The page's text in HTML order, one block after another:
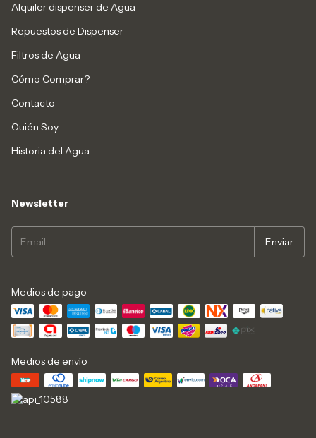
Alquiler dispenser de Agua
Repuestos de Dispenser
Filtros de Agua
Cómo Comprar?
Contacto
Quién Soy
Historia del Agua
Newsletter
Medios de pago
Medios de envío